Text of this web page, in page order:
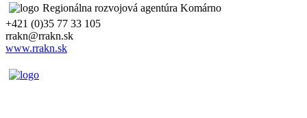
Regionálna rozvojová agentúra Komárno
+421 (0)35 77 33 105
rrakn@rrakn.sk
www.rrakn.sk